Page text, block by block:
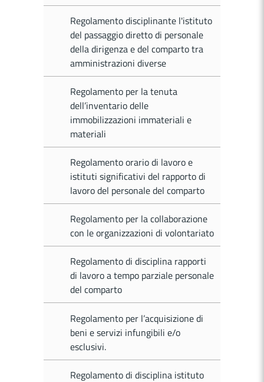
Regolamento disciplinante l'istituto
del passaggio diretto di personale
della dirigenza e del comparto tra
amministrazioni diverse
Regolamento per la tenuta
dell’inventario delle
immobilizzazioni immateriali e
materiali
Regolamento orario di lavoro e
istituti significativi del rapporto di
lavoro del personale del comparto
Regolamento per la collaborazione
con le organizzazioni di volontariato
Regolamento di disciplina rapporti
di lavoro a tempo parziale personale
del comparto
Regolamento per l’acquisizione di
beni e servizi infungibili e/o
esclusivi.
Regolamento di disciplina istituto